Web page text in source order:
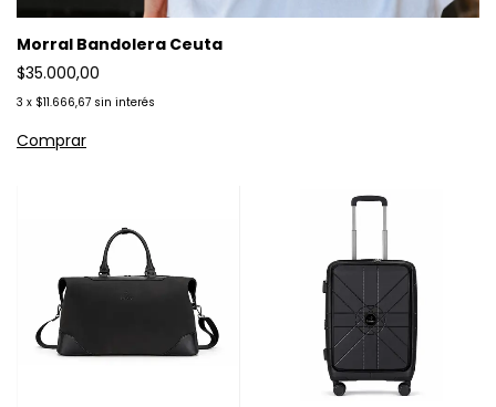
Morral Bandolera Ceuta
$35.000,00
3 x $11.666,67 sin interés